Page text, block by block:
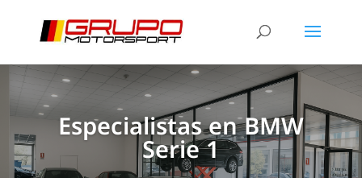
Especialistas en BMW
Serie 1
[/et_pb_slide] [/et_pb_slide]